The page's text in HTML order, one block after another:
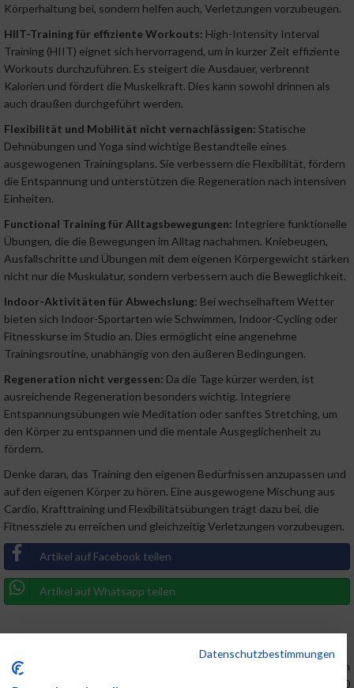
Körperhaltung bei, sondern helfen auch, Verletzungen vorzubeugen.
HIIT-Training für effiziente Workouts: High-Intensity Interval
Training (HIIT) eignet sich hervorragend, um in kurzer Zeit effiziente
Workouts durchzuführen. Es steigert die Ausdauer, verbrennt
Kalorien und fördert die Muskelkraft. Dies kann sowohl drinnen als
auch draußen durchgeführt werden.
Flexibilität und Mobilität nicht vernachlässigen: Statische
Dehnübungen und Yoga sind wichtige Bestandteile eines
ausgewogenen Trainingsplans. Sie verbessern die Flexibilität, fördern
die Entspannung und unterstützen die Regeneration nach intensiven
Einheiten.
Functional Training für Alltagsbewegungen: Integriere funktionelle
Übungen, die die Bewegungen im Alltag nachahmen. Kniebeugen,
Ausfallschritte und Übungen mit dem eigenen Körpergewicht stärken
nicht nur die Muskulatur, sondern verbessern auch die Beweglichkeit.
Indoor-Aktivitäten für Abwechslung: Bei wechselhaftem Wetter
bieten sich Indoor-Sportarten wie Schwimmen, Indoor-Cycling oder
Fitnesskurse im Studio an. Dies ermöglicht eine angenehme
Trainingsroutine, unabhängig von den äußeren Bedingungen.
Regeneration nicht vergessen: Da die Tage kürzer werden, ist
ausreichende Regeneration besonders wichtig. Integriere
Entspannungsübungen wie Meditation oder sanftes Stretching, um
den Körper zu entspannen und die mentale Ausgeglichenheit zu
fördern.
Denke daran, das Training den eigenen Bedürfnissen anzupassen und
auf den eigenen Körper zu hören. Eine ausgewogene Mischung aus
Cardio, Krafttraining und Flexibilitätsübungen trägt dazu bei, die
Fitnessziele zu erreichen und gleichzeitig Verletzungen vorzubeugen.
Artikel auf Facebook teilen
Artikel auf Whatsapp teilen
MaxFun Sports Redaktion
17.11.2023, 17:00:00
Datenschutzbestimmungen